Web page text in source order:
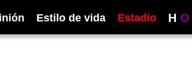
Estilo de vida Estadio H O